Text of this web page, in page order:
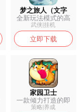
梦之旅人（文字
版）
全新玩法模式的高
爆率纯文字打...
武侠|挂机
立即下载
家园卫士
一款倾力打造的即
时战斗冒险Q...
策略|养成